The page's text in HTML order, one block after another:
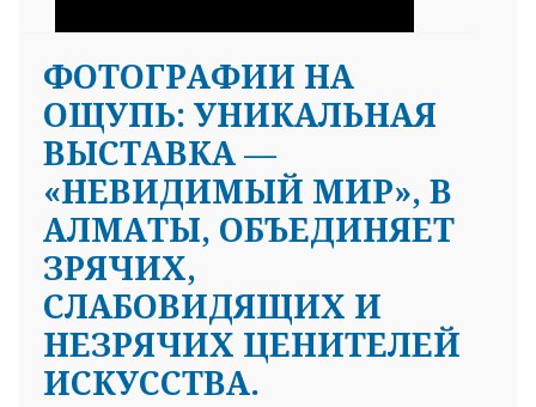
ФОТОГРАФИИ НА
ОЩУПЬ: УНИКАЛЬНАЯ
ВЫСТАВКА —
«НЕВИДИМЫЙ МИР», В
АЛМАТЫ, ОБЪЕДИНЯЕТ
ЗРЯЧИХ,
СЛАБОВИДЯЩИХ И
НЕЗРЯЧИХ ЦЕНИТЕЛЕЙ
ИСКУССТВА.